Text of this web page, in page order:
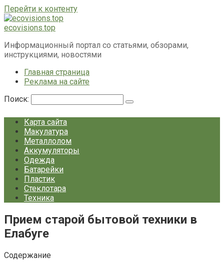
Перейти к контенту
ecovisions.top
Информационный портал со статьями, обзорами,
инструкциями, новостями
Главная страница
Реклама на сайте
Поиск:
Карта сайта
Макулатура
Металлолом
Аккумуляторы
Одежда
Батарейки
Пластик
Стеклотара
Техника
Прием старой бытовой техники в
Елабуге
Содержание